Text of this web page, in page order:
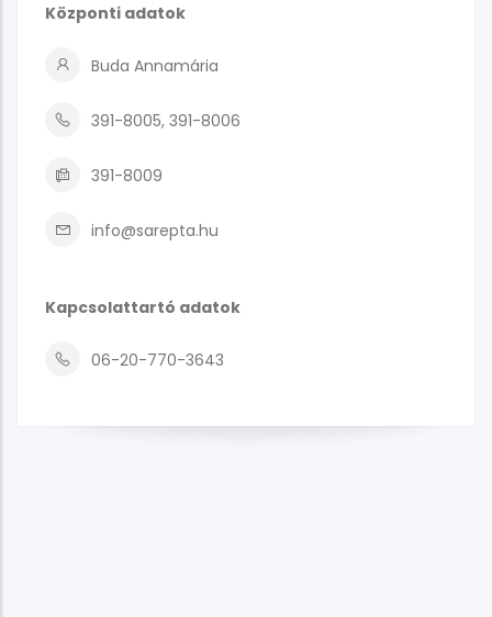
Központi adatok
Buda Annamária
391-8005, 391-8006
391-8009
info@sarepta.hu
Kapcsolattartó adatok
06-20-770-3643